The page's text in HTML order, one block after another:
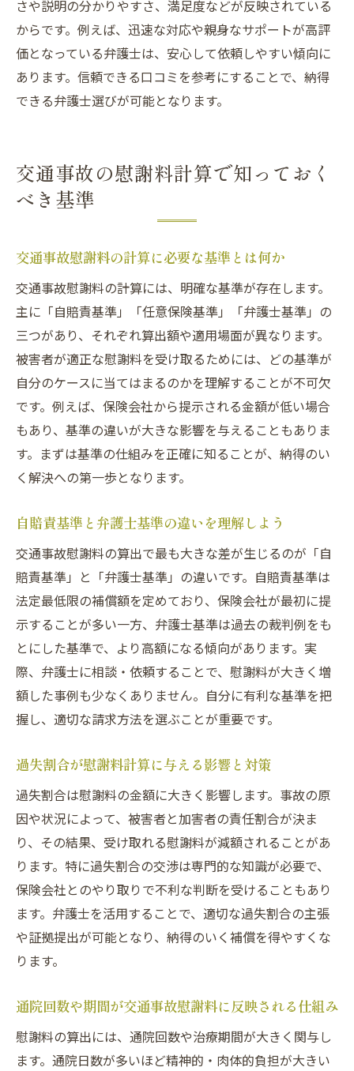
識
交通事故慰謝料請求で後悔しないための注意点
交通事故慰謝料請求で後悔を防ぐための心
得
慰謝料請求時の落とし穴と失敗例の回避法
交通事故に強い弁護士選びで後悔しないコ
口コミや評判を参考にする際の注意点
交通事故慰謝料請求の流れと専門家活用法
弁護士と進める交通事故問題の解決ステッ
プ
交通事故に強い弁護士との相談から解決ま
で
納得できる慰謝料請求を目指すための手順
交通事故トラブルを解消する専門家の役割
被害者が安心して進める解決のプロセス
さや説明の分かりやすさ、満足度などが反映されている
からです。例えば、迅速な対応や親身なサポートが高評
価となっている弁護士は、安心して依頼しやすい傾向に
あります。信頼できる口コミを参考にすることで、納得
できる弁護士選びが可能となります。
交通事故の慰謝料計算で知っておく
べき基準
交通事故慰謝料の計算に必要な基準とは何か
交通事故慰謝料の計算には、明確な基準が存在します。
主に「自賠責基準」「任意保険基準」「弁護士基準」の
三つがあり、それぞれ算出額や適用場面が異なります。
被害者が適正な慰謝料を受け取るためには、どの基準が
自分のケースに当てはまるのかを理解することが不可欠
です。例えば、保険会社から提示される金額が低い場合
もあり、基準の違いが大きな影響を与えることもありま
す。まずは基準の仕組みを正確に知ることが、納得のい
く解決への第一歩となります。
自賠責基準と弁護士基準の違いを理解しよう
交通事故慰謝料の算出で最も大きな差が生じるのが「自
賠責基準」と「弁護士基準」の違いです。自賠責基準は
法定最低限の補償額を定めており、保険会社が最初に提
示することが多い一方、弁護士基準は過去の裁判例をも
とにした基準で、より高額になる傾向があります。実
際、弁護士に相談・依頼することで、慰謝料が大きく増
額した事例も少なくありません。自分に有利な基準を把
握し、適切な請求方法を選ぶことが重要です。
過失割合が慰謝料計算に与える影響と対策
過失割合は慰謝料の金額に大きく影響します。事故の原
因や状況によって、被害者と加害者の責任割合が決ま
り、その結果、受け取れる慰謝料が減額されることがあ
ります。特に過失割合の交渉は専門的な知識が必要で、
保険会社とのやり取りで不利な判断を受けることもあり
ます。弁護士を活用することで、適切な過失割合の主張
や証拠提出が可能となり、納得のいく補償を得やすくな
ります。
通院回数や期間が交通事故慰謝料に反映される仕組み
慰謝料の算出には、通院回数や治療期間が大きく関与し
ます。通院日数が多いほど精神的・肉体的負担が大きい